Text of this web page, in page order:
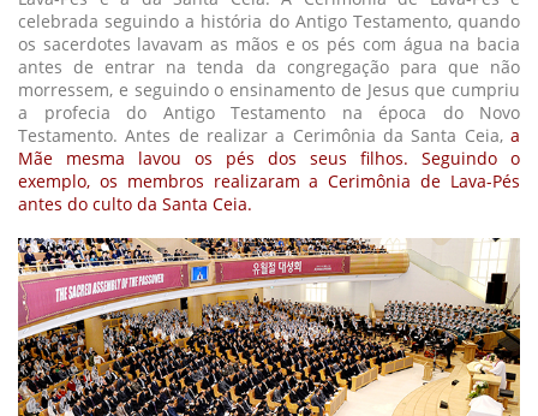
celebrada seguindo a história do Antigo Testamento, quando
os sacerdotes lavavam as mãos e os pés com água na bacia
antes de entrar na tenda da congregação para que não
morressem, e seguindo o ensinamento de Jesus que cumpriu
a profecia do Antigo Testamento na época do Novo
Testamento. Antes de realizar a Cerimônia da Santa Ceia, a
Mãe mesma lavou os pés dos seus filhos. Seguindo o
exemplo, os membros realizaram a Cerimônia de Lava-Pés
antes do culto da Santa Ceia.